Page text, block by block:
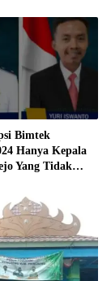
Bimtek
Hanya Kepala
Yang Tidak